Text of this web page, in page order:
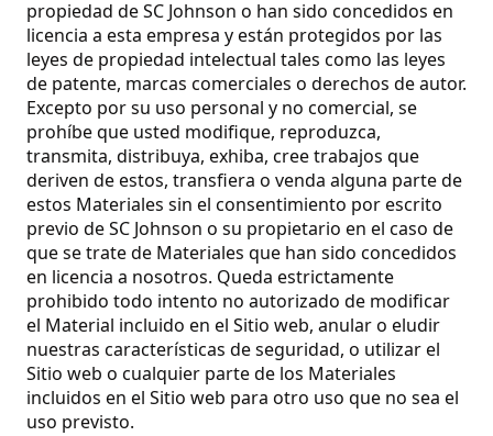
propiedad de SC Johnson o han sido concedidos en
licencia a esta empresa y están protegidos por las
leyes de propiedad intelectual tales como las leyes
de patente, marcas comerciales o derechos de autor.
Excepto por su uso personal y no comercial, se
prohíbe que usted modifique, reproduzca,
transmita, distribuya, exhiba, cree trabajos que
deriven de estos, transfiera o venda alguna parte de
estos Materiales sin el consentimiento por escrito
previo de SC Johnson o su propietario en el caso de
que se trate de Materiales que han sido concedidos
en licencia a nosotros. Queda estrictamente
prohibido todo intento no autorizado de modificar
el Material incluido en el Sitio web, anular o eludir
nuestras características de seguridad, o utilizar el
Sitio web o cualquier parte de los Materiales
incluidos en el Sitio web para otro uso que no sea el
uso previsto.